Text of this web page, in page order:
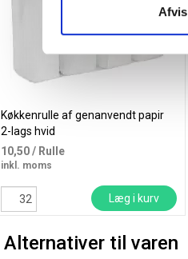
Afvis
Køkkenrulle af genanvendt papir
2-lags hvid
10,50/ Rulle
inkl. moms
Læg i kurv
Alternativer til varen